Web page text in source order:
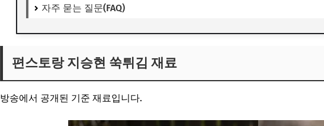
자주 묻는 질문(FAQ)
편스토랑 지승현 쑥튀김 재료
방송에서 공개된 기준 재료입니다.